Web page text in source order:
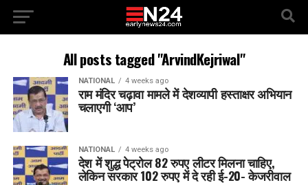
All posts tagged "ArvindKejriwal"
NATIONAL 4 weeks ago
राम मंदिर चढ़ावा मामले में देशव्यापी हस्ताक्षर अभियान
चलाएगी ‘आप’
NATIONAL 4 weeks ago
देश में शुद्ध पेट्रोल 82 रुपए लीटर मिलना चाहिए,
लेकिन सरकार 102 रुपए में दे रही ई-20- केजरीवाल